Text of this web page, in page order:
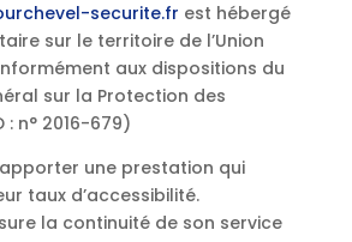
securite.fr est hébergé
sur le territoire de l’Union
aux dispositions du
sur la Protection des
: n° 2016-679)
une prestation qui
taux d’accessibilité.
la continuité de son service